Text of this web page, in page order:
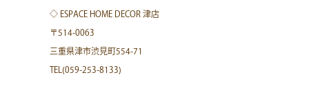
◇ ESPACE HOME DECOR 津店
〒514-0063
三重県津市渋見町554-71
TEL(059-253-8133)